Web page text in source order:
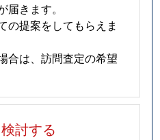
きます。
の提案をしてもらえま
合は、訪問査定の希望
討する